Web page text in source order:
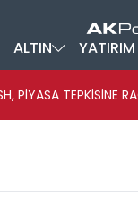
ALTIN
PİYASA TEPKİSİNE